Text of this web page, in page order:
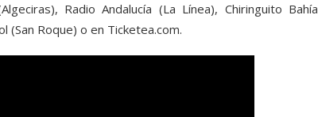
Radio Andalucía (La Línea), Chiringuito Bahía
(San Roque) o en Ticketea.com.